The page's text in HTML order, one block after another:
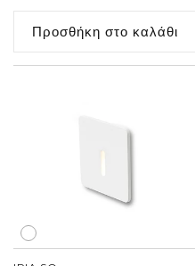
τιμή
έκπτωσης
Προσθήκη στο καλάθι